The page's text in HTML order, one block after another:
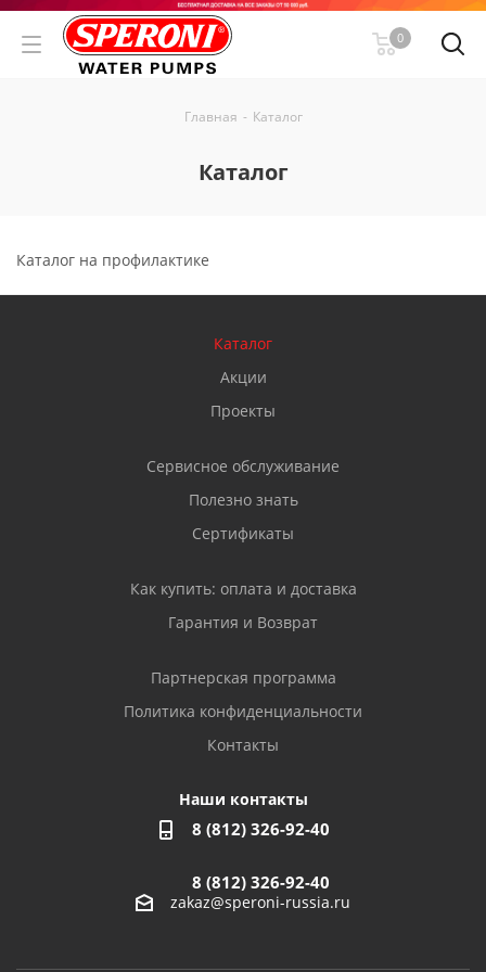
0
Главная - Каталог
Каталог
Каталог на профилактике
Каталог
Акции
Проекты
Сервисное обслуживание
Полезно знать
Сертификаты
Как купить: оплата и доставка
Гарантия и Возврат
Партнерская программа
Политика конфиденциальности
Контакты
Наши контакты
8 (812) 326-92-40
8 (812) 326-92-40
zakaz@speroni-russia.ru